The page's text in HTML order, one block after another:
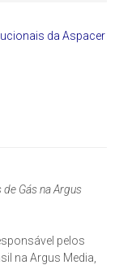
da Aspacer
Gás na Argus
pelos
na Argus Media,